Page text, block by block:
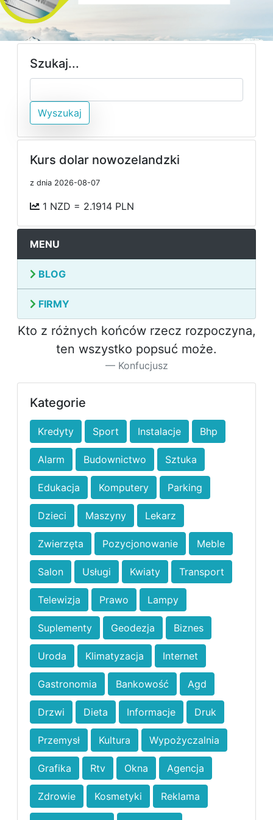
Szukaj...
Wyszukaj
Kurs dolar nowozelandzki
z dnia 2026-08-07
1 NZD = 2.1914 PLN
MENU
BLOG
FIRMY
Kto z różnych końców rzecz rozpoczyna,
ten wszystko popsuć może.
Konfucjusz
Kategorie
Kredyty Sport Instalacje Bhp
Alarm Budownictwo Sztuka
Edukacja Komputery Parking
Dzieci Maszyny Lekarz
Zwierzęta Pozycjonowanie Meble
Salon Usługi Kwiaty Transport
Telewizja Prawo Lampy
Suplementy Geodezja Biznes
Uroda Klimatyzacja Internet
Gastronomia Bankowość Agd
Drzwi Dieta Informacje Druk
Przemysł Kultura Wypożyczalnia
Grafika Rtv Okna Agencja
Zdrowie Kosmetyki Reklama